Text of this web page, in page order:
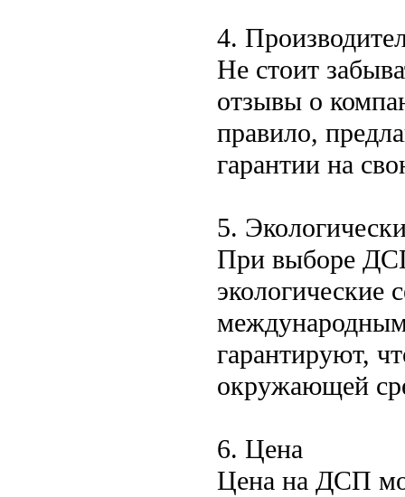
4.
Не стоит
отзывы о
правило,
гарантии на
5.
При выборе
экологические
гарантируют,
окружающей
6. Цена
Цена на ДСП